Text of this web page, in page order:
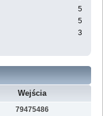
5
5
3
Wejścia
79475486